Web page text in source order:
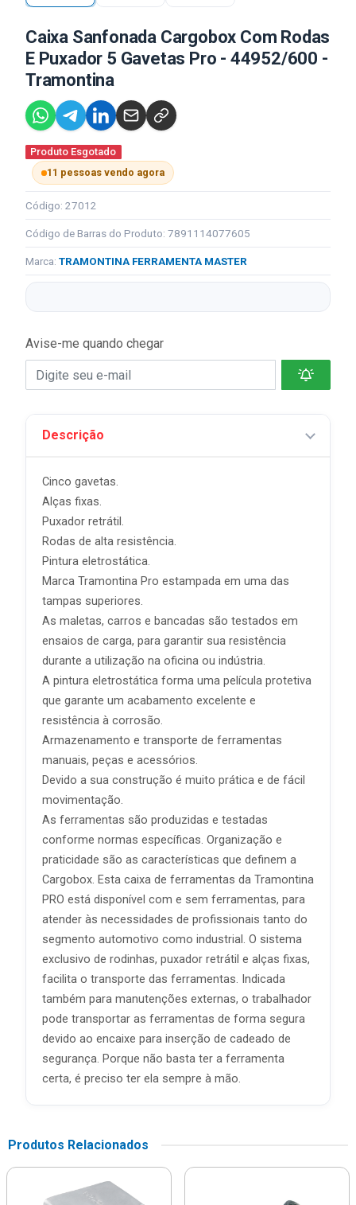
Caixa Sanfonada Cargobox Com Rodas
E Puxador 5 Gavetas Pro - 44952/600 -
Tramontina
Produto Esgotado
11 pessoas vendo agora
Código: 27012
Código de Barras do Produto: 7891114077605
Marca: TRAMONTINA FERRAMENTA MASTER
Avise-me quando chegar
Descrição
Cinco gavetas.
Alças fixas.
Puxador retrátil.
Rodas de alta resistência.
Pintura eletrostática.
Marca Tramontina Pro estampada em uma das
tampas superiores.
As maletas, carros e bancadas são testados em
ensaios de carga, para garantir sua resistência
durante a utilização na oficina ou indústria.
A pintura eletrostática forma uma película protetiva
que garante um acabamento excelente e
resistência à corrosão.
Armazenamento e transporte de ferramentas
manuais, peças e acessórios.
Devido a sua construção é muito prática e de fácil
movimentação.
As ferramentas são produzidas e testadas
conforme normas específicas. Organização e
praticidade são as características que definem a
Cargobox. Esta caixa de ferramentas da Tramontina
PRO está disponível com e sem ferramentas, para
atender às necessidades de profissionais tanto do
segmento automotivo como industrial. O sistema
exclusivo de rodinhas, puxador retrátil e alças fixas,
facilita o transporte das ferramentas. Indicada
também para manutenções externas, o trabalhador
pode transportar as ferramentas de forma segura
devido ao encaixe para inserção de cadeado de
segurança. Porque não basta ter a ferramenta
certa, é preciso ter ela sempre à mão.
Produtos Relacionados